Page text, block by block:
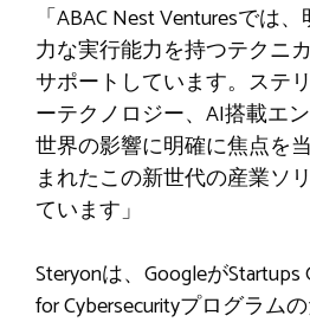
「ABAC Nest Venturesでは
力な実行能力を持つテクニ
サポートしています。ステ
ーテクノロジー、AI搭載エ
世界の影響に明確に焦点を
まれたこの新世代の産業ソ
ています」
Steryonは、GoogleがStartups
for Cyber​​securityプログラム